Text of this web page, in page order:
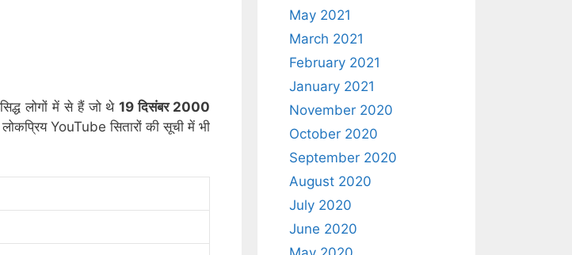
लोगों में से हैं जो थे19 दिसंबर 2000
YouTube सितारों की सूची में भी
May 2021
March 2021
February 2021
January 2021
November 2020
October 2020
September 2020
August 2020
July 2020
June 2020